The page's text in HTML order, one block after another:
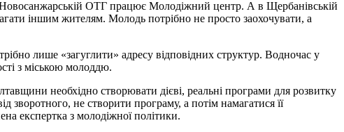
Новосанжарській ОТГ працює Молодіжний центр. А в Щербанівській
іншим жителям. Молодь потрібно не просто заохочувати, а
лише «загуглити» адресу відповідних структур. Водночас у
з міською молоддю.
необхідно створювати дієві, реальні програми для розвитку
зворотного, не створити програму, а потім намагатися її
експертка з молодіжної політики.